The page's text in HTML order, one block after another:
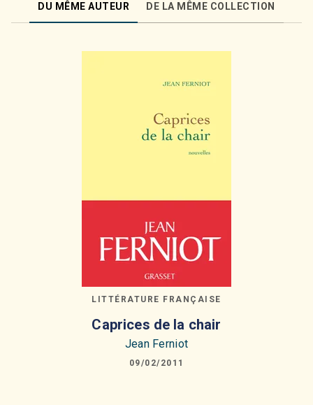
DU MÊME AUTEUR DE LA MÊME COLLECTION
LITTÉRATURE FRANÇAISE
Caprices de la chair
Jean Ferniot
09/02/2011